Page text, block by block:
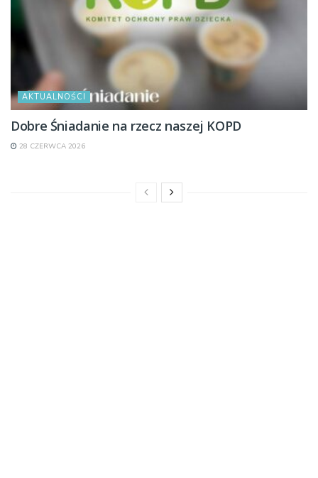
AKTUALNOŚCI
Dobre Śniadanie na rzecz naszej KOPD
28 CZERWCA 2026